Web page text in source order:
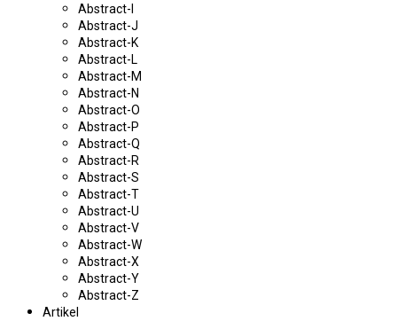
Abstract-I
Abstract-J
Abstract-K
Abstract-L
Abstract-M
Abstract-N
Abstract-O
Abstract-P
Abstract-Q
Abstract-R
Abstract-S
Abstract-T
Abstract-U
Abstract-V
Abstract-W
Abstract-X
Abstract-Y
Abstract-Z
Artikel